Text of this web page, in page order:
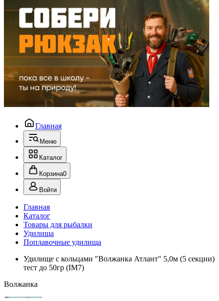
Главная
Меню
Каталог
Корзина0
Войти
Главная
Каталог
Товары для рыбалки
Удилища
Поплавочные удилища
Удилище с кольцами "Волжанка Атлант" 5,0м (5 секции)
тест до 50гр (IM7)
Волжанка